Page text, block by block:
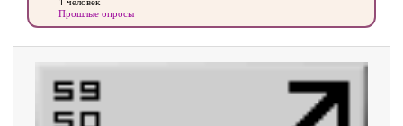
Прошлые опросы